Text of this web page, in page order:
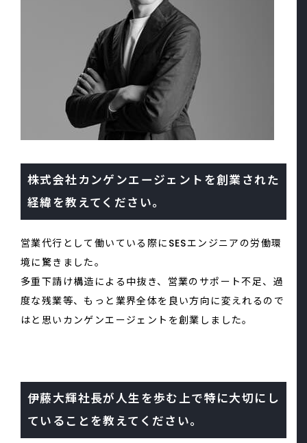
株式会社カンゲンエージェントを創業された
経緯を教えてください。
営業代行として働いている際にSESエンジニアの労働環
境に驚きました。
多重下請け構造による中抜き、営業のサポート不足、過
度な残業等、もっと業界全体を良い方向に変えれるので
はと思いカンゲンエージェントを創業しました。
伊藤大輝社長が人生を歩む上で特に大切にし
ていることを教えてください。